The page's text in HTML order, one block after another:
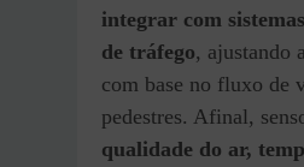
integrar com
de tráfego, ajustando
com base no fluxo de
pedestres. Afinal,
qualidade do ar,